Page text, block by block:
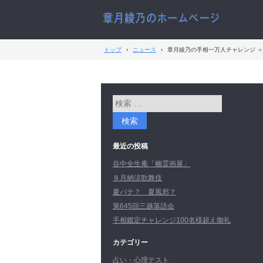
トップ › ニュース › 章月綾乃の手相一万人チャレンジ
最近の投稿
谷中全生庵「幽霊画展」
８月納涼歌舞伎
夏バテ？ 夏風邪？
第645回三越落語会
手相鑑定チャレンジ100名様超え御礼
カテゴリー
占い・心理テスト